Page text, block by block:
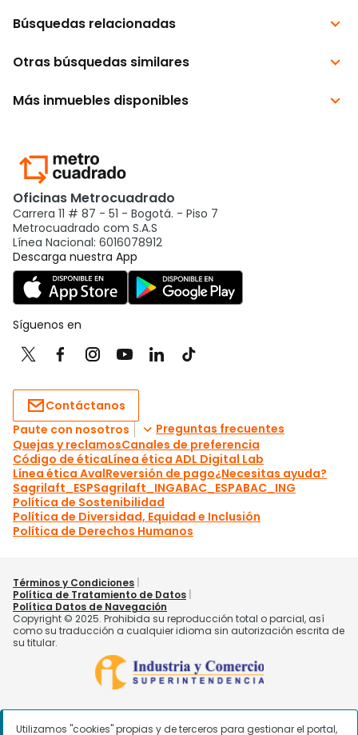
Utilizamos "cookies" propias y de terceros para gestionar el portal,